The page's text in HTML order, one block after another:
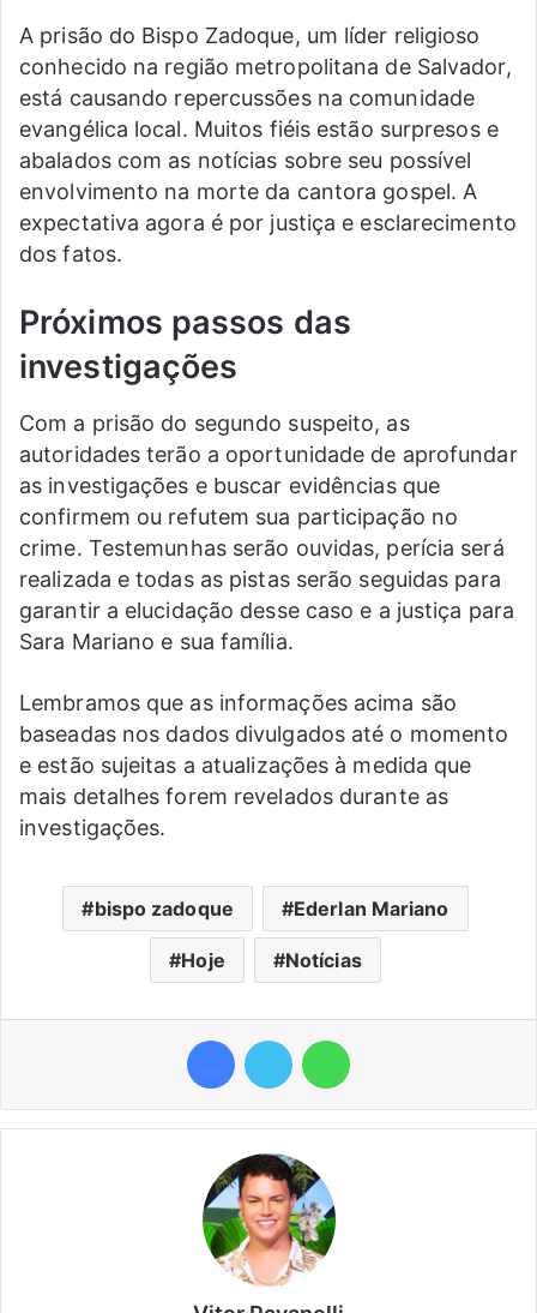
A prisão do Bispo Zadoque, um líder religioso
conhecido na região metropolitana de Salvador,
está causando repercussões na comunidade
evangélica local. Muitos fiéis estão surpresos e
abalados com as notícias sobre seu possível
envolvimento na morte da cantora gospel. A
expectativa agora é por justiça e esclarecimento
dos fatos.
Próximos passos das
investigações
Com a prisão do segundo suspeito, as
autoridades terão a oportunidade de aprofundar
as investigações e buscar evidências que
confirmem ou refutem sua participação no
crime. Testemunhas serão ouvidas, perícia será
realizada e todas as pistas serão seguidas para
garantir a elucidação desse caso e a justiça para
Sara Mariano e sua família.
Lembramos que as informações acima são
baseadas nos dados divulgados até o momento
e estão sujeitas a atualizações à medida que
mais detalhes forem revelados durante as
investigações.
bispo zadoque Ederlan Mariano
Hoje Notícias
FacebookTwitter